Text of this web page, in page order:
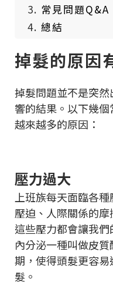
常見問題Q&A
總結
掉髮的原因
掉髮問題並不是突
響的結果。以下幾
越來越多的原因：
壓力過大
上班族每天面臨各
壓迫、人際關係的摩
這些壓力都會讓我
內分泌一種叫做皮
期，使得頭髮更容
髮。